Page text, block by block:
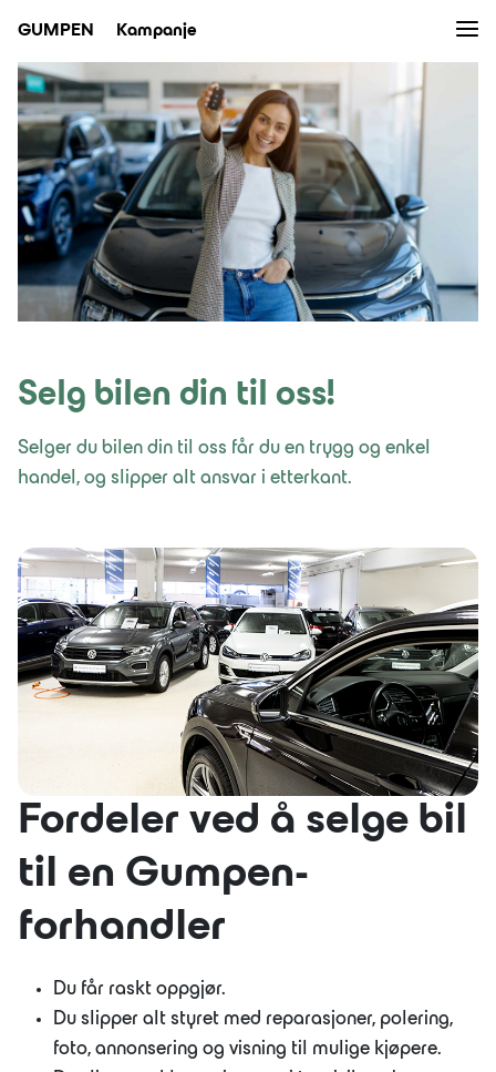
GUMPEN Kampanje
Bruktbil
Verksted
Bilpleie
Nybil
Nyheter
Eiendom
Bilutleie
JOBB
OM OSS
LÆRLING
BÆREKRAFT
Selg bilen din til oss!
Selger du bilen din til oss får du en trygg og enkel
handel, og slipper alt ansvar i etterkant.
Fordeler ved å selge bil
til en Gumpen-
forhandler
Du får raskt oppgjør.
Du slipper alt styret med reparasjoner, polering,
foto, annonsering og visning til mulige kjøpere.